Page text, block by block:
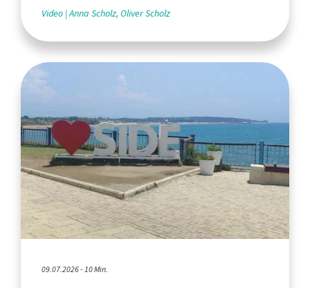
Video Anna Scholz, Oliver Scholz
09.07.2026 - 10 Min.